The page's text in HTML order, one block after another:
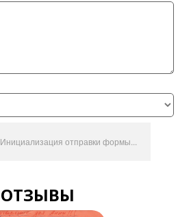
Инициализация отправки формы...
ОТЗЫВЫ